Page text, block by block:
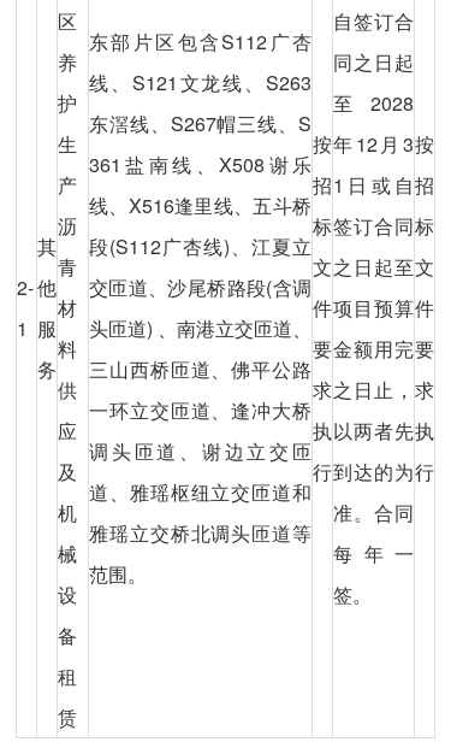
2-
1
其
他
服
务
区
养
护
生
产
沥
青
材
料
供
应
及
机
械
设
备
租
赁
东部片区包含S112广杏
线、S121文龙线、S263
东滘线、S267帽三线、S
361盐南线、X508谢乐
线、X516逢里线、五斗桥
段(S112广杏线)、江夏立
交匝道、沙尾桥路段(含调
头匝道) 、南港立交匝道、
三山西桥匝道、佛平公路
一环立交匝道、逢冲大桥
调头匝道、谢边立交匝
道、雅瑶枢纽立交匝道和
雅瑶立交桥北调头匝道等
范围。
按
招
标
文
件
要
求
执
行
自签订合
同之日起
至2028
年12月3
1日或自
签订合同
之日起至
项目预算
金额用完
之日止，
以两者先
到达的为
准。合同
每年一
签。
按
招
标
文
件
要
求
执
行